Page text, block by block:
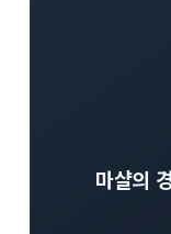
마샬의